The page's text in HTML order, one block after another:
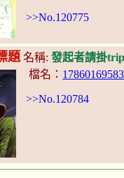
>>No.120775
題 名稱: 發起者請掛trip
檔名：
>>No.120784